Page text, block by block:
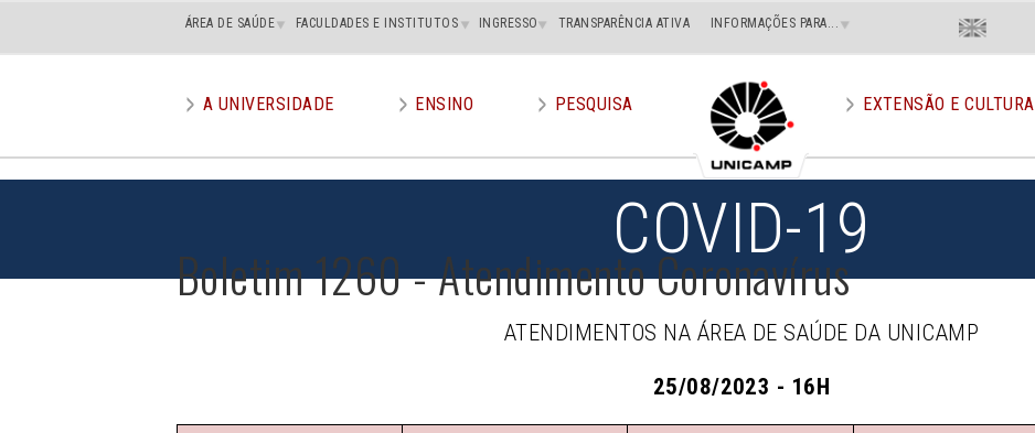
Main
superior
ÁREA DE SAÚDE FACULDADES E INSTITUTOS INGRESSO TRANSPARÊNCIA ATIVA INFORMAÇÕES PARA... Menu
Superior
Direito
En
menu
A UNIVERSIDADE ENSINO PESQUISA EXTENSÃO E CULTURA
COVID-19
Boletim 1260 - Atendimento Coronavírus
ATENDIMENTOS NA ÁREA DE SAÚDE DA UNICAMP
25/08/2023 - 16H